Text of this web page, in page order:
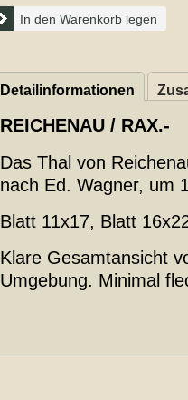
In den Warenkorb legen
Detailinformationen
REICHENAU / RAX.-
Das Thal von
nach Ed. Wagner, um
Blatt 11x17, Blatt
Klare Gesamtansicht
Umgebung. Minimal